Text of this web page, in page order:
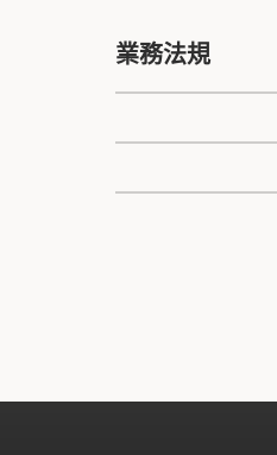
業務法規